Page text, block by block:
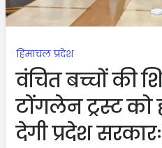
हिमाचल प्रदेश
वंचित बच्चों की
टोंगलेन ट्रस्ट
देगी प्रदेश